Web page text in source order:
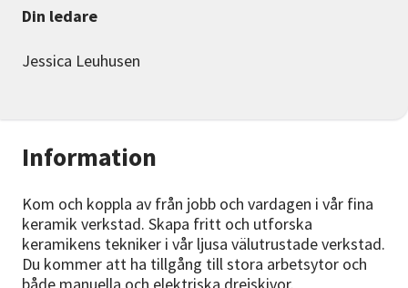
Information
Kom och koppla av från jobb och vardagen i vår fina
keramik verkstad. Skapa fritt och utforska
keramikens tekniker i vår ljusa välutrustade verkstad.
Du kommer att ha tillgång till stora arbetsytor och
Din ledare
Jessica Leuhusen